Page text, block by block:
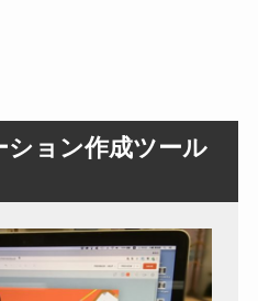
ション作成ツール